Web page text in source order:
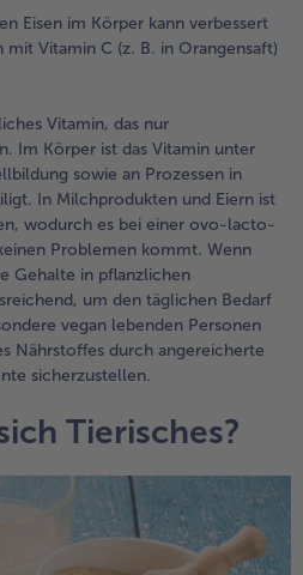
Eisen im Körper kann verbessert
Vitamin C (z. B. in Orangensaft)
Vitamin, das nur
Im Körper ist das Vitamin unter
sowie an Prozessen in
In Milchprodukten und Eiern ist
wodurch es bei einer ovo-lacto-
Problemen kommt. Wenn
Gehalte in pflanzlichen
um den täglichen Bedarf
vegan lebenden Personen
Nährstoffes durch angereicherte
sicherzustellen.
Tierisches?